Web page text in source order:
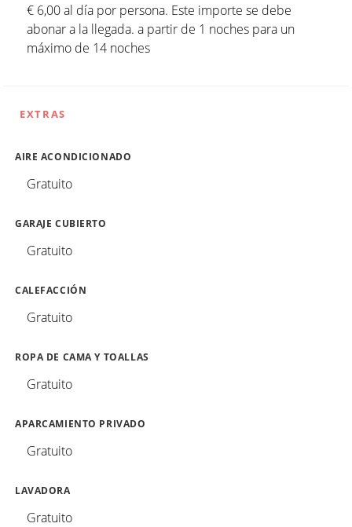
€ 6,00 al día por persona. Este importe se debe
abonar a la llegada. a partir de 1 noches para un
máximo de 14 noches
EXTRAS
AIRE ACONDICIONADO
Gratuito
GARAJE CUBIERTO
Gratuito
CALEFACCIÓN
Gratuito
ROPA DE CAMA Y TOALLAS
Gratuito
APARCAMIENTO PRIVADO
Gratuito
LAVADORA
Gratuito